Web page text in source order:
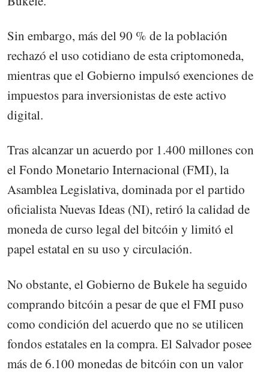
Sin embargo, más del 90 % de la población
rechazó el uso cotidiano de esta criptomoneda,
mientras que el Gobierno impulsó exenciones de
impuestos para inversionistas de este activo
digital.
Tras alcanzar un acuerdo por 1.400 millones con
el Fondo Monetario Internacional (FMI), la
Asamblea Legislativa, dominada por el partido
oficialista Nuevas Ideas (NI), retiró la calidad de
moneda de curso legal del bitcóin y limitó el
papel estatal en su uso y circulación.
No obstante, el Gobierno de Bukele ha seguido
comprando bitcóin a pesar de que el FMI puso
como condición del acuerdo que no se utilicen
fondos estatales en la compra. El Salvador posee
más de 6.100 monedas de bitcóin con un valor